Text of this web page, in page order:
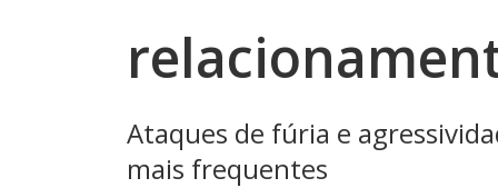
Ataques de fúria e
mais frequentes